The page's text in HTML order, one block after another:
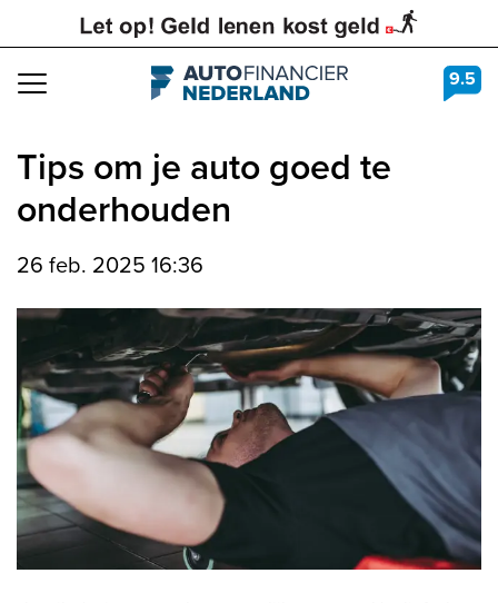
Navigation 9.5
Tips om je auto goed te
onderhouden
26 feb. 2025 16:36